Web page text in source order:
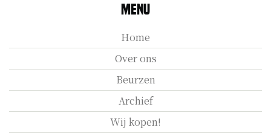
Menu
Home
Over ons
Beurzen
Archief
Wij kopen!